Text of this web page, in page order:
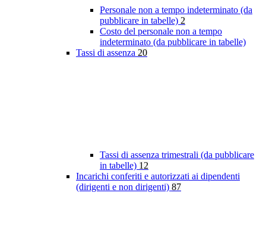
Personale non a tempo indeterminato (da
pubblicare in tabelle) 2
Costo del personale non a tempo
indeterminato (da pubblicare in tabelle)
Tassi di assenza 20
Tassi di assenza trimestrali (da pubblicare
in tabelle) 12
Incarichi conferiti e autorizzati ai dipendenti
(dirigenti e non dirigenti) 87